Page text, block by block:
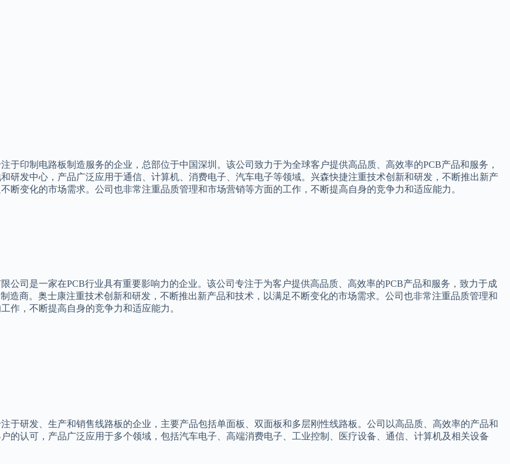
于印制电路板制造服务的企业，总部位于中国深圳。该公司致力于为全球客户提供高品质、高效率的PCB产品和服务，
研发中心，产品广泛应用于通信、计算机、消费电子、汽车电子等领域。兴森快捷注重技术创新和研发，不断推出新产
断变化的市场需求。公司也非常注重品质管理和市场营销等方面的工作，不断提高自身的竞争力和适应能力。
公司是一家在PCB行业具有重要影响力的企业。该公司专注于为客户提供高品质、高效率的PCB产品和服务，致力于成
造商。奥士康注重技术创新和研发，不断推出新产品和技术，以满足不断变化的市场需求。公司也非常注重品质管理和
作，不断提高自身的竞争力和适应能力。
于研发、生产和销售线路板的企业，主要产品包括单面板、双面板和多层刚性线路板。公司以高品质、高效率的产品和
的认可，产品广泛应用于多个领域，包括汽车电子、高端消费电子、工业控制、医疗设备、通信、计算机及相关设备